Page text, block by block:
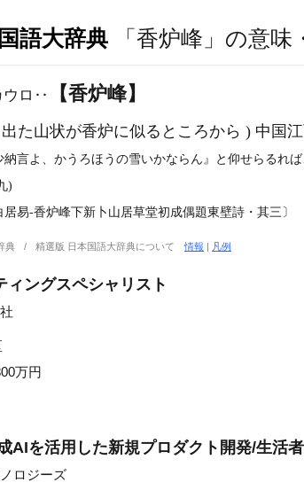
語大辞典 「香炉峰」の意
ウロ‥ 【香炉峰】
た山状が香炉に似るところから ) 中国
言よ、かうろほうの雪いかならん』と仰せらるれ
)
易‐香炉峰下新卜山居草堂初成偶題東壁詩・其三〕
典 精選版 日本国語大辞典について情報 | 凡例
ィングスペシャリスト
万円
AIを活用した新規プロダクト開発/生活
ロジーズ